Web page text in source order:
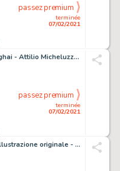
terminée
07/02/2021
passez premium
Rosso Stenton, Shanghai - Attilio Micheluzzi - Loose page
terminée
07/02/2021
passez premium
Torpedo - J. Bernet - illustrazione originale - Loose page